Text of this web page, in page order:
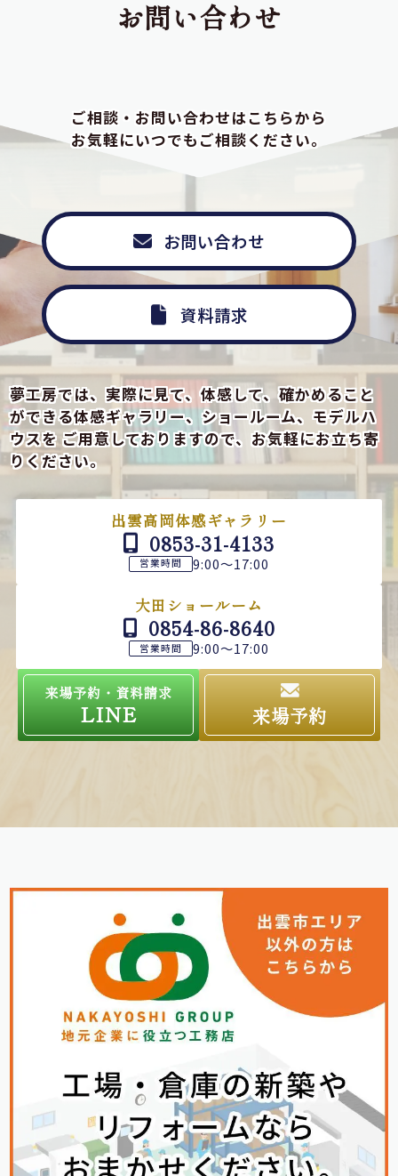
お問い合わせ
ご相談・お問い合わせはこちらから
お気軽にいつでもご相談ください。
お問い合わせ
資料請求
夢工房では、実際に見て、体感して、確かめること
ができる体感ギャラリー、ショールーム、モデルハ
ウスをご用意しておりますので、お気軽にお立ち寄
りください。
出雲高岡体感ギャラリー
0853-31-4133
営業時間 9:00～17:00
大田ショールーム
0854-86-8640
営業時間 9:00～17:00
来場予約・資料請求
LINE 来場予約